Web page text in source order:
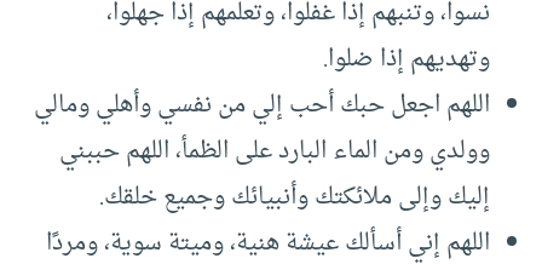
نسوا، وتنبهم إذا غفلوا، وتعلمهم إذا جهلوا،
وتهديهم إذا ضلوا.
اللهم اجعل حبك أحب إلي من نفسي وأهلي ومالي
وولدي ومن الماء البارد على الظمأ، اللهم حببني
إليك وإلى ملائكتك وأنبيائك وجميع خلقك.
اللهم إني أسألك عيشة هنية، وميتة سوية، ومردًا